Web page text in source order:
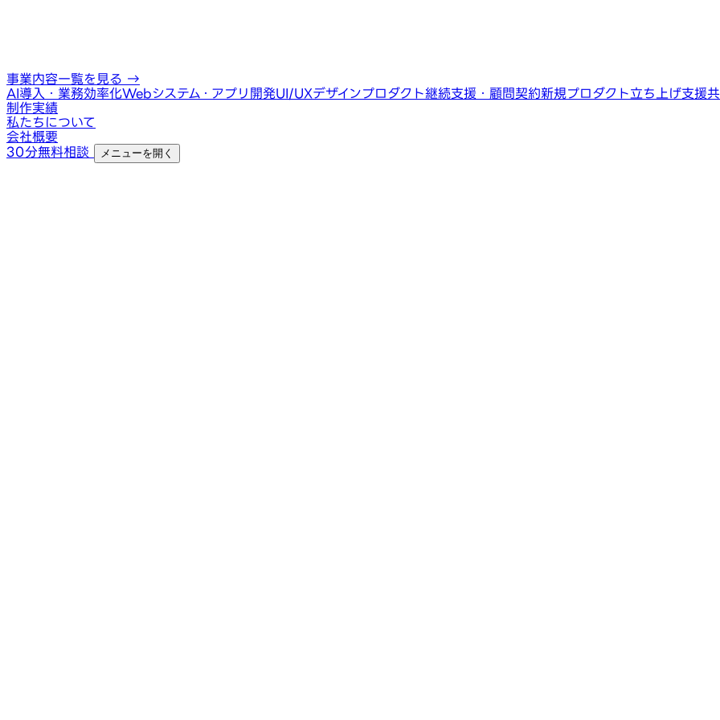
事業内容一覧を見る →
AI導入・業務効率化Webシステム・アプリ開発UI/UXデザインプロダクト継続支援・顧問契約新規プロダクト立ち上げ支援
制作実績
私たちについて
会社概要
30分無料相談
メニューを開く